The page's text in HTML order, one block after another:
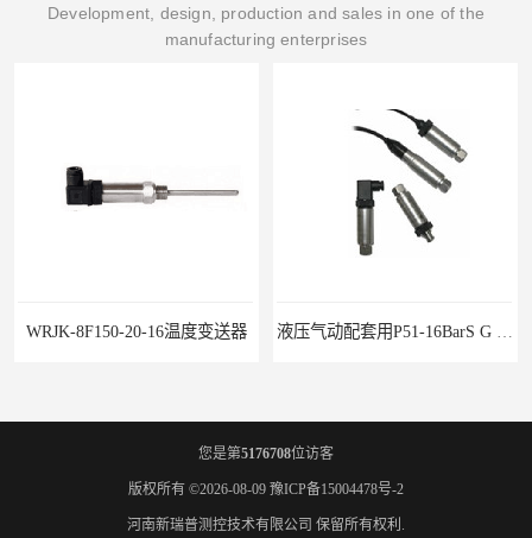
Development, design, production and sales in one of the
manufacturing enterprises
WRJK-8F150-20-16温度变送器
您是第5176708位访客
版权所有 ©2026-08-09 豫ICP备15004478号-2
河南新瑞普测控技术有限公司 保留所有权利.